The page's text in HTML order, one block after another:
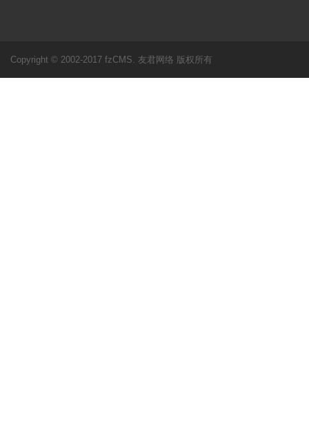
Copyright © 2002-2017 fzCMS. 友君网络 版权所有